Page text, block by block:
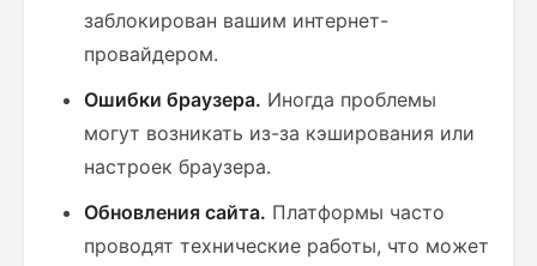
заблокирован вашим интернет-
провайдером.
Ошибки браузера. Иногда проблемы
могут возникать из-за кэширования или
настроек браузера.
Обновления сайта. Платформы часто
проводят технические работы, что может